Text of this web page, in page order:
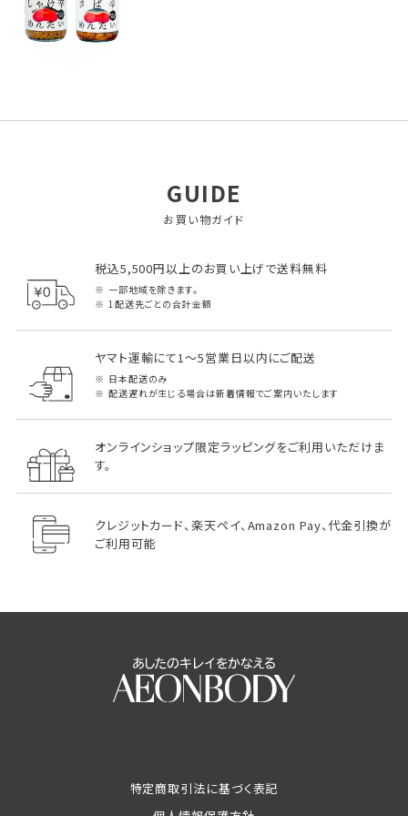
GUIDE
お買い物ガイド
税込5,500円以上のお買い上げで送料無料
一部地域を除きます。
1配送先ごとの合計金額
ヤマト運輸にて1～5営業日以内にご配送
日本配送のみ
配送遅れが生じる場合は新着情報でご案内いたします
オンラインショップ限定ラッピングをご利用いただけま
す。
クレジットカード、楽天ペイ、Amazon Pay、代金引換が
ご利用可能
特定商取引法に基づく表記